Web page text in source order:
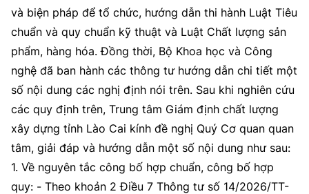
và biện pháp để tổ chức, hướng dẫn thi hành Luật Tiêu
chuẩn và quy chuẩn kỹ thuật và Luật Chất lượng sản
phẩm, hàng hóa. Đồng thời, Bộ Khoa học và Công
nghệ đã ban hành các thông tư hướng dẫn chi tiết một
số nội dung các nghị định nói trên. Sau khi nghiên cứu
các quy định trên, Trung tâm Giám định chất lượng
xây dựng tỉnh Lào Cai kính đề nghị Quý Cơ quan quan
tâm, giải đáp và hướng dẫn một số nội dung như sau:
1. Về nguyên tắc công bố hợp chuẩn, công bố hợp
quy: - Theo khoản 2 Điều 7 Thông tư số 14/2026/TT-